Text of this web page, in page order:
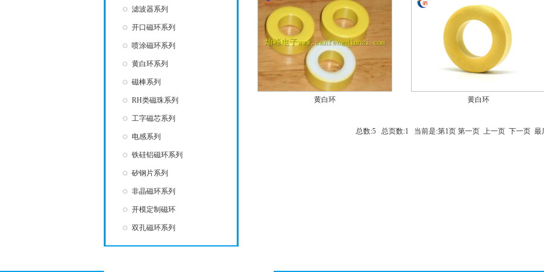
滤波器系列
开口磁环系列
喷涂磁环系列
黄白环系列
磁棒系列
RH类磁珠系列
工字磁芯系列
电感系列
铁硅铝磁环系列
矽钢片系列
非晶磁环系列
开模定制磁环
双孔磁环系列
黄白环 黄白环
总数:5 总页数:1 当前是:第1页 第一页 上一页 下一页 最